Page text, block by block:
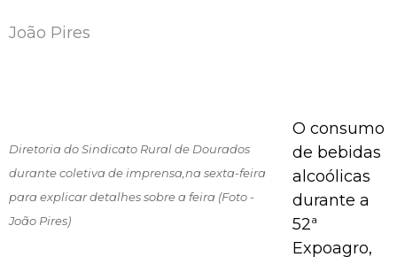
João Pires
Diretoria do Sindicato Rural de Dourados
durante coletiva de imprensa,na sexta-feira
para explicar detalhes sobre a feira (Foto -
João Pires)
O consumo
de bebidas
alcoólicas
durante a
52ª
Expoagro,